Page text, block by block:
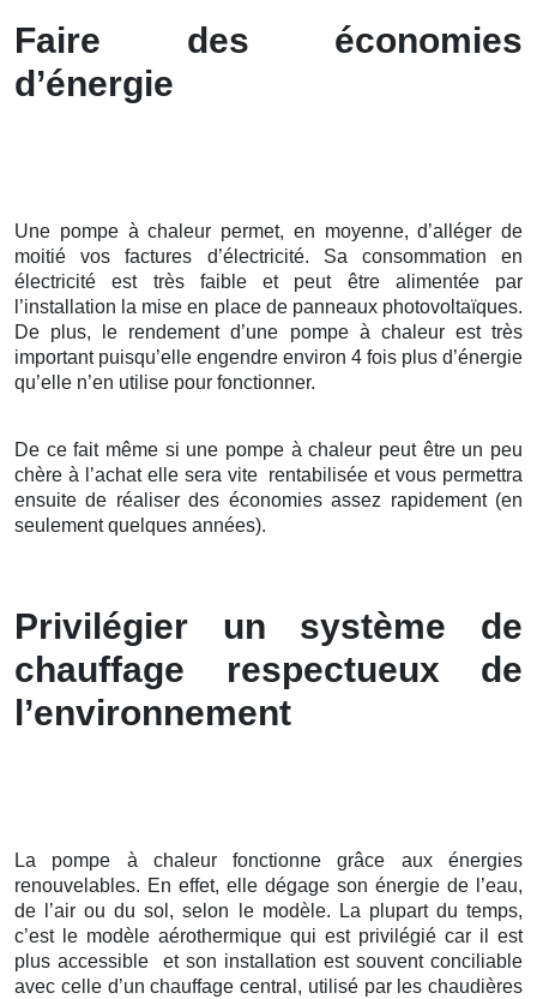
Faire des économies
d’énergie
Une pompe à chaleur permet, en moyenne, d’alléger de
moitié vos factures d’électricité. Sa consommation en
électricité est très faible et peut être alimentée par
l’installation la mise en place de panneaux photovoltaïques.
De plus, le rendement d’une pompe à chaleur est très
important puisqu’elle engendre environ 4 fois plus d’énergie
qu’elle n’en utilise pour fonctionner.
De ce fait même si une pompe à chaleur peut être un peu
chère à l’achat elle sera vite rentabilisée et vous permettra
ensuite de réaliser des économies assez rapidement (en
seulement quelques années).
Privilégier un système de
chauffage respectueux de
l’environnement
La pompe à chaleur fonctionne grâce aux énergies
renouvelables. En effet, elle dégage son énergie de l’eau,
de l’air ou du sol, selon le modèle. La plupart du temps,
c’est le modèle aérothermique qui est privilégié car il est
plus accessible et son installation est souvent conciliable
avec celle d’un chauffage central, utilisé par les chaudières